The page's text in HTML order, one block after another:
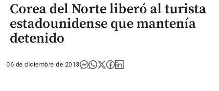
Corea del Norte liberó al turista
estadounidense que mantenía
detenido
06 de diciembre de 2013